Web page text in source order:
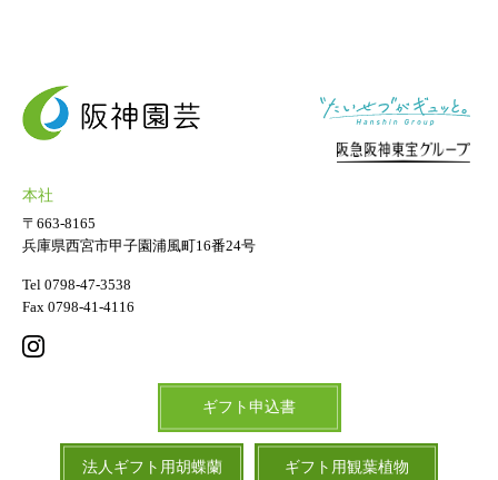
本社
〒663-8165
兵庫県西宮市甲子園浦風町16番24号
Tel 0798-47-3538
Fax 0798-41-4116
ギフト申込書
法人ギフト用胡蝶蘭 ギフト用観葉植物